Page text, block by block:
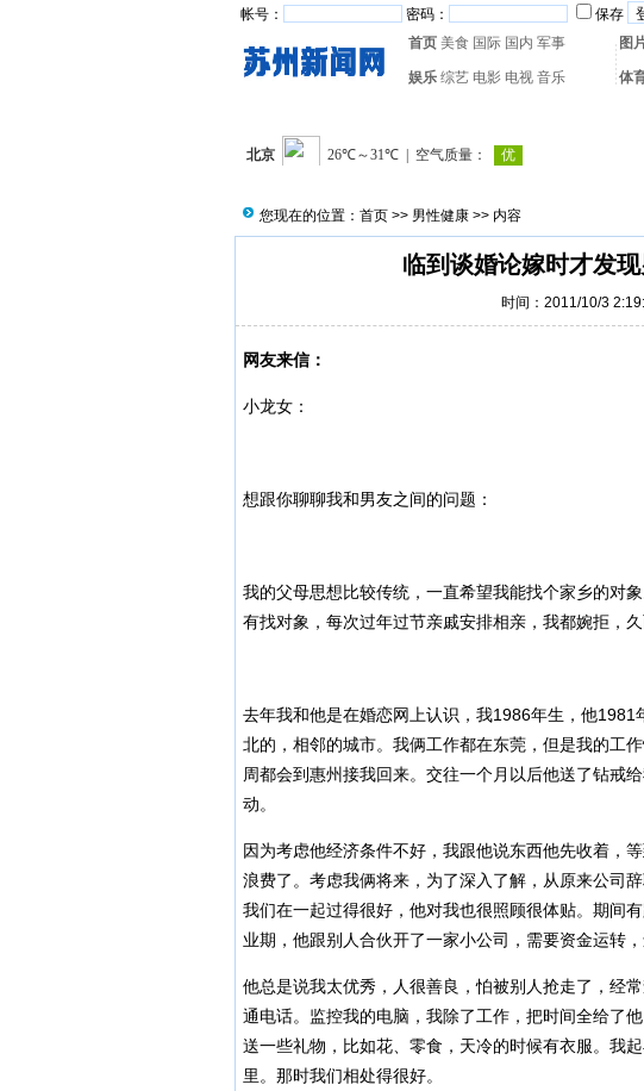
帐号： 密码： 保存
首页 美食 国际 国内 军事 图
娱乐 综艺 电影 电视 音乐 体
您现在的位置： 首页 >> 男性健康 >> 内容
临到谈婚论嫁时才发
时间：2011/10/3
网友来信：
小龙女：
想跟你聊聊我和男友之间的问题：
我的父母思想比较传统，一直希望我能找个家乡的对
有找对象，每次过年过节亲戚安排相亲，我都婉拒，
去年我和他是在婚恋网上认识，我1986年生，他
北的，相邻的城市。我俩工作都在东莞，但是我的工
周都会到惠州接我回来。交往一个月以后他送了钻戒
动。
因为考虑他经济条件不好，我跟他说东西他先收着，
浪费了。考虑我俩将来，为了深入了解，从原来公司
我们在一起过得很好，他对我也很照顾很体贴。期间
业期，他跟别人合伙开了一家小公司，需要资金运转，
他总是说我太优秀，人很善良，怕被别人抢走了，经
通电话。监控我的电脑，我除了工作，把时间全给了
送一些礼物，比如花、零食，天冷的时候有衣服。我
里。那时我们相处得很好。